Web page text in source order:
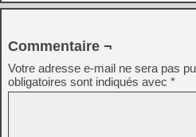
Commentaire ¬
Votre adresse e-mail ne sera pas
obligatoires sont indiqués avec *